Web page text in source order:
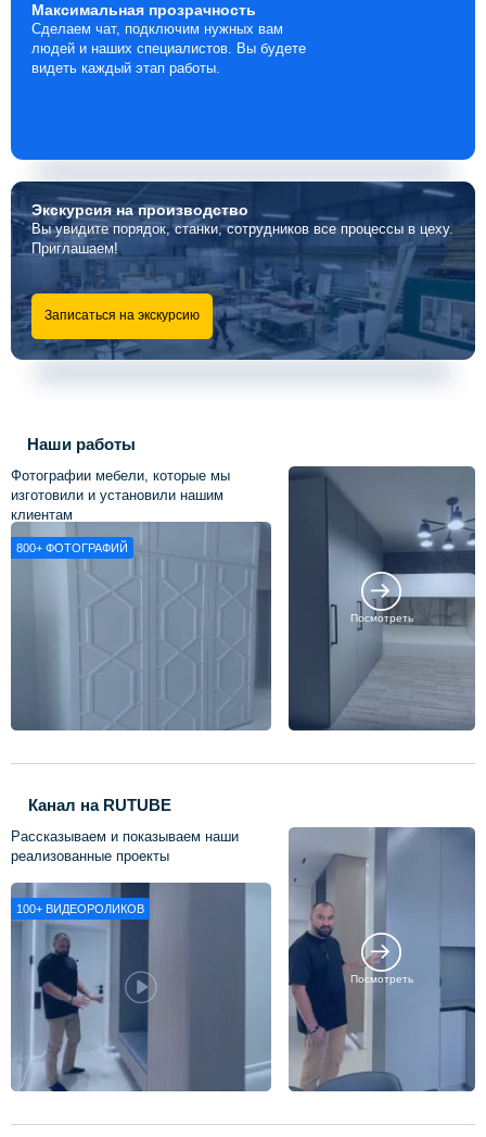
Максимальная прозрачность
Сделаем чат, подключим нужных вам
людей и наших специалистов. Вы будете
видеть каждый этап работы.
Экскурсияна производство
Вы увидите порядок, станки, сотрудников все процессы в цеху.
Приглашаем!
Записаться на экскурсию
Наши работы
Фотографии мебели, которые мы
изготовили и установили нашим
клиентам
800+ ФОТОГРАФИЙ
Посмотреть
Канал на RUTUBE
Рассказываем и показываем наши
реализованные проекты
100+ ВИДЕОРОЛИКОВ
Посмотреть